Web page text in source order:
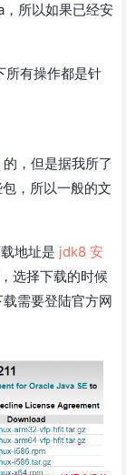
所以如果已经安
所有操作都是针
，但是据我所了
，所以一般的文
地址是 jdk8 安
选择下载的时候
需要登陆官方网